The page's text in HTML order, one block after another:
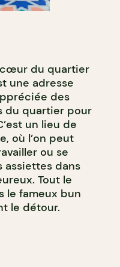
cœur du quartier
une adresse
des
du quartier pour
un lieu de
où l’on peut
ou se
assiettes dans
Tout le
le fameux bun
le détour.